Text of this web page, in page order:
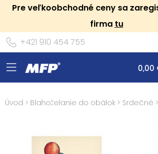
Pre veľkoobchodné ceny sa
firma tu
+421 910 454 755
0,00
Úvod > Blahoželanie do obálok > Srdečné >